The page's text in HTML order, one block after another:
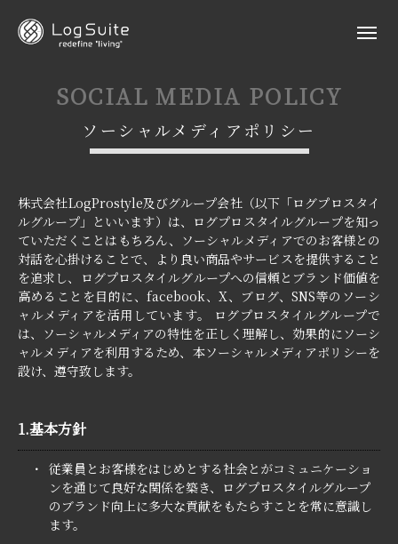
SOCIAL MEDIA POLICY
ソーシャルメディアポリシー
株式会社LogProstyle及びグループ会社（以下「ログプロスタイ
ルグループ」といいます）は、ログプロスタイルグループを知っ
ていただくことはもちろん、ソーシャルメディアでのお客様との
対話を心掛けることで、より良い商品やサービスを提供すること
を追求し、ログプロスタイルグループへの信頼とブランド価値を
高めることを目的に、facebook、X、ブログ、SNS等のソーシ
ャルメディアを活用しています。 ログプロスタイルグループで
は、ソーシャルメディアの特性を正しく理解し、効果的にソーシ
ャルメディアを利用するため、本ソーシャルメディアポリシーを
設け、遵守致します。
1.基本方針
・ 従業員とお客様をはじめとする社会とがコミュニケーショ
ンを通じて良好な関係を築き、ログプロスタイルグループ
のブランド向上に多大な貢献をもたらすことを常に意識し
ます。